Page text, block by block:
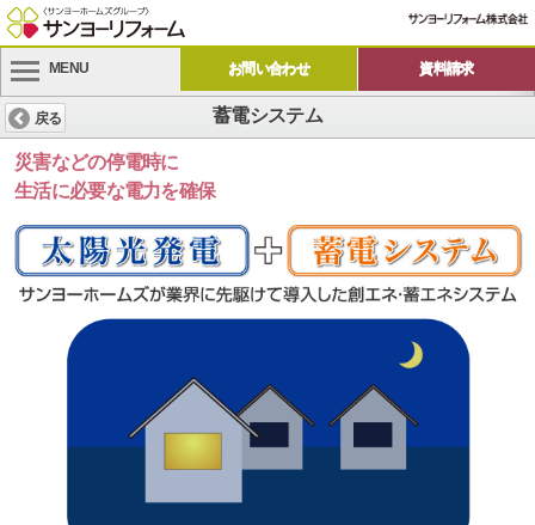
資料請求
お問い合わせ
MENU
戻る 蓄電システム
災害などの停電時に
生活に必要な電力を確保